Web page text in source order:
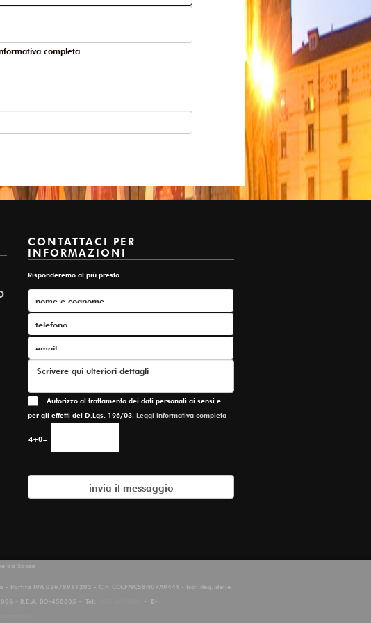
completa
CONTATTACI PER
INFORMAZIONI
Risponderemo al più presto
Autorizzo al trattamento dei dati personali ai sensi e
per gli effetti del D.Lgs. 196/03. Leggi informativa completa
4+0=
da Sposa
Partita IVA 02678911203 - C.F. CCCFNC58H07A944Y - Iscr. Reg. delle
- R.E.A. BO-458805 - Tel: